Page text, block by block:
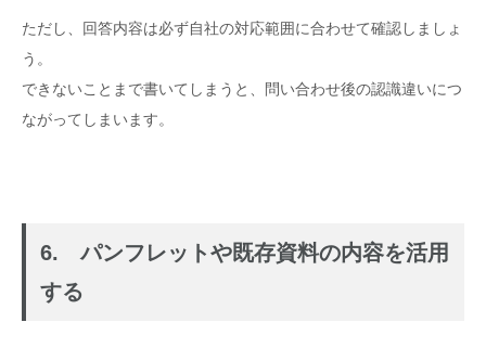
ただし、回答内容は必ず自社の対応範囲に合わせて確認しましょ
う。
できないことまで書いてしまうと、問い合わせ後の認識違いにつ
ながってしまいます。
6. パンフレットや既存資料の内容を活用
する